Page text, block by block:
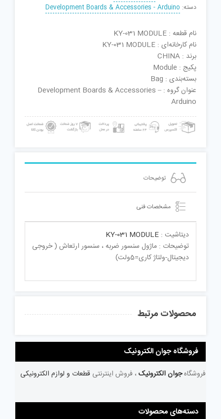
دسته: Development Boards & Accessories - Arduino
نام قطعه : KY-031 MODULE
نام کارخانه‌ای : KY-031 MODULE
برند : CHINA
پکیج : Module
بسته‌بندی : Bag
عنوان گروه : Development Boards & Accessories –
Arduino
توضیحات
مشخصات فنی
دیتاشیت : KY-031 MODULE
توضیحات : ماژول سنسور ضربه ، سنسور ارتعاش ( خروجی
دیجیتال-ولتاژ کاری=5ولت)
محصولات مرتبط
فروشگاه جوان الکترونیک
فروشگاهجوان الکترونیک ، فروش اینترنتی قطعات و لوازم الکترونیکی
دسته‌های محصولات